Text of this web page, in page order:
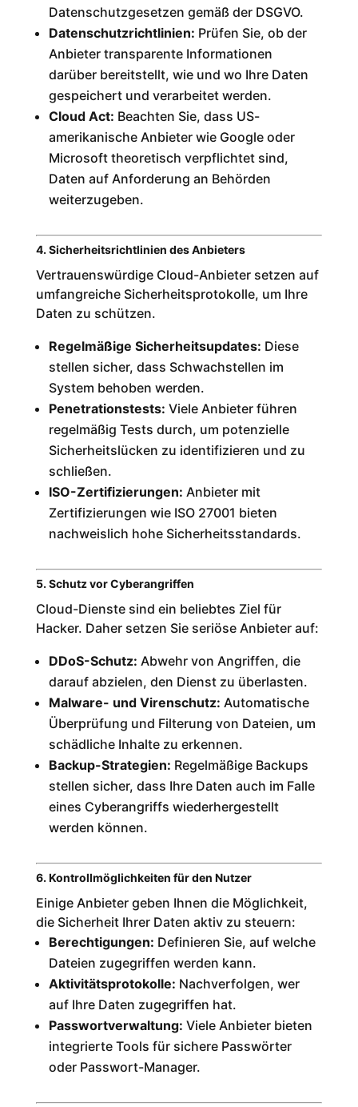
Datenschutzgesetzen gemäß der DSGVO.
Datenschutzrichtlinien: Prüfen Sie, ob der
Anbieter transparente Informationen
darüber bereitstellt, wie und wo Ihre Daten
gespeichert und verarbeitet werden.
Cloud Act: Beachten Sie, dass US-
amerikanische Anbieter wie Google oder
Microsoft theoretisch verpflichtet sind,
Daten auf Anforderung an Behörden
weiterzugeben.
4. Sicherheitsrichtlinien des Anbieters
Vertrauenswürdige Cloud-Anbieter setzen auf
umfangreiche Sicherheitsprotokolle, um Ihre
Daten zu schützen.
Regelmäßige Sicherheitsupdates: Diese
stellen sicher, dass Schwachstellen im
System behoben werden.
Penetrationstests: Viele Anbieter führen
regelmäßig Tests durch, um potenzielle
Sicherheitslücken zu identifizieren und zu
schließen.
ISO-Zertifizierungen: Anbieter mit
Zertifizierungen wie ISO 27001 bieten
nachweislich hohe Sicherheitsstandards.
5. Schutz vor Cyberangriffen
Cloud-Dienste sind ein beliebtes Ziel für
Hacker. Daher setzen Sie seriöse Anbieter auf:
DDoS-Schutz: Abwehr von Angriffen, die
darauf abzielen, den Dienst zu überlasten.
Malware- und Virenschutz: Automatische
Überprüfung und Filterung von Dateien, um
schädliche Inhalte zu erkennen.
Backup-Strategien: Regelmäßige Backups
stellen sicher, dass Ihre Daten auch im Falle
eines Cyberangriffs wiederhergestellt
werden können.
6. Kontrollmöglichkeiten für den Nutzer
Einige Anbieter geben Ihnen die Möglichkeit,
die Sicherheit Ihrer Daten aktiv zu steuern:
Berechtigungen: Definieren Sie, auf welche
Dateien zugegriffen werden kann.
Aktivitätsprotokolle: Nachverfolgen, wer
auf Ihre Daten zugegriffen hat.
Passwortverwaltung: Viele Anbieter bieten
integrierte Tools für sichere Passwörter
oder Passwort-Manager.